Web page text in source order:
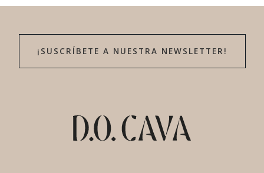
¡SUSCRÍBETE A NUESTRA NEWSLETTER!